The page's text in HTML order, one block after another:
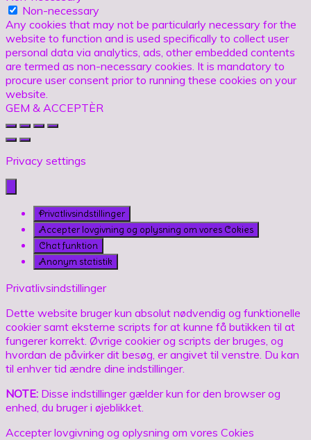
Non-necessary
Any cookies that may not be particularly necessary for the
website to function and is used specifically to collect user
personal data via analytics, ads, other embedded contents
are termed as non-necessary cookies. It is mandatory to
procure user consent prior to running these cookies on your
website.
GEM & ACCEPTÈR
Privacy settings
Privatlivsindstillinger
Accepter lovgivning og oplysning om vores Cokies
Chat funktion
Anonym statistik
Privatlivsindstillinger
Dette website bruger kun absolut nødvendig og funktionelle
cookier samt eksterne scripts for at kunne få butikken til at
fungerer korrekt. Øvrige cookier og scripts der bruges, og
hvordan de påvirker dit besøg, er angivet til venstre. Du kan
til enhver tid ændre dine indstillinger.
NOTE: Disse indstillinger gælder kun for den browser og
enhed, du bruger i øjeblikket.
Accepter lovgivning og oplysning om vores Cokies